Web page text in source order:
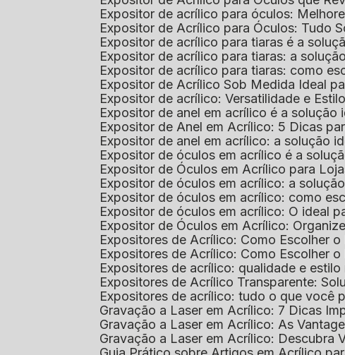
Expositor de acrílico para óculos:
Expositor de Acrílico para Óculos: Tudo
Expositor de acrílico para tiaras é a
Expositor de acrílico para tiaras: a
Expositor de acrílico para tiaras: como
Expositor de Acrílico Sob Medida Ideal
Expositor de acrílico: Versatilidade e Estilo
Expositor de anel em acrílico é a
Expositor de Anel em Acrílico: 5 Dicas
Expositor de anel em acrílico: a solução
Expositor de óculos em acrílico é a
Expositor de Óculos em Acrílico para
Expositor de óculos em acrílico: a
Expositor de óculos em acrílico: como
Expositor de óculos em acrílico: O ideal
Expositor de Óculos em Acrílico:
Expositores de Acrílico: Como Escolher
Expositores de Acrílico: Como Escolher
Expositores de acrílico: qualidade e
Expositores de Acrílico Transparente:
Expositores de acrílico: tudo o que você
Gravação a Laser em Acrílico: 7 Dicas
Gravação a Laser em Acrílico: As
Gravação a Laser em Acrílico: